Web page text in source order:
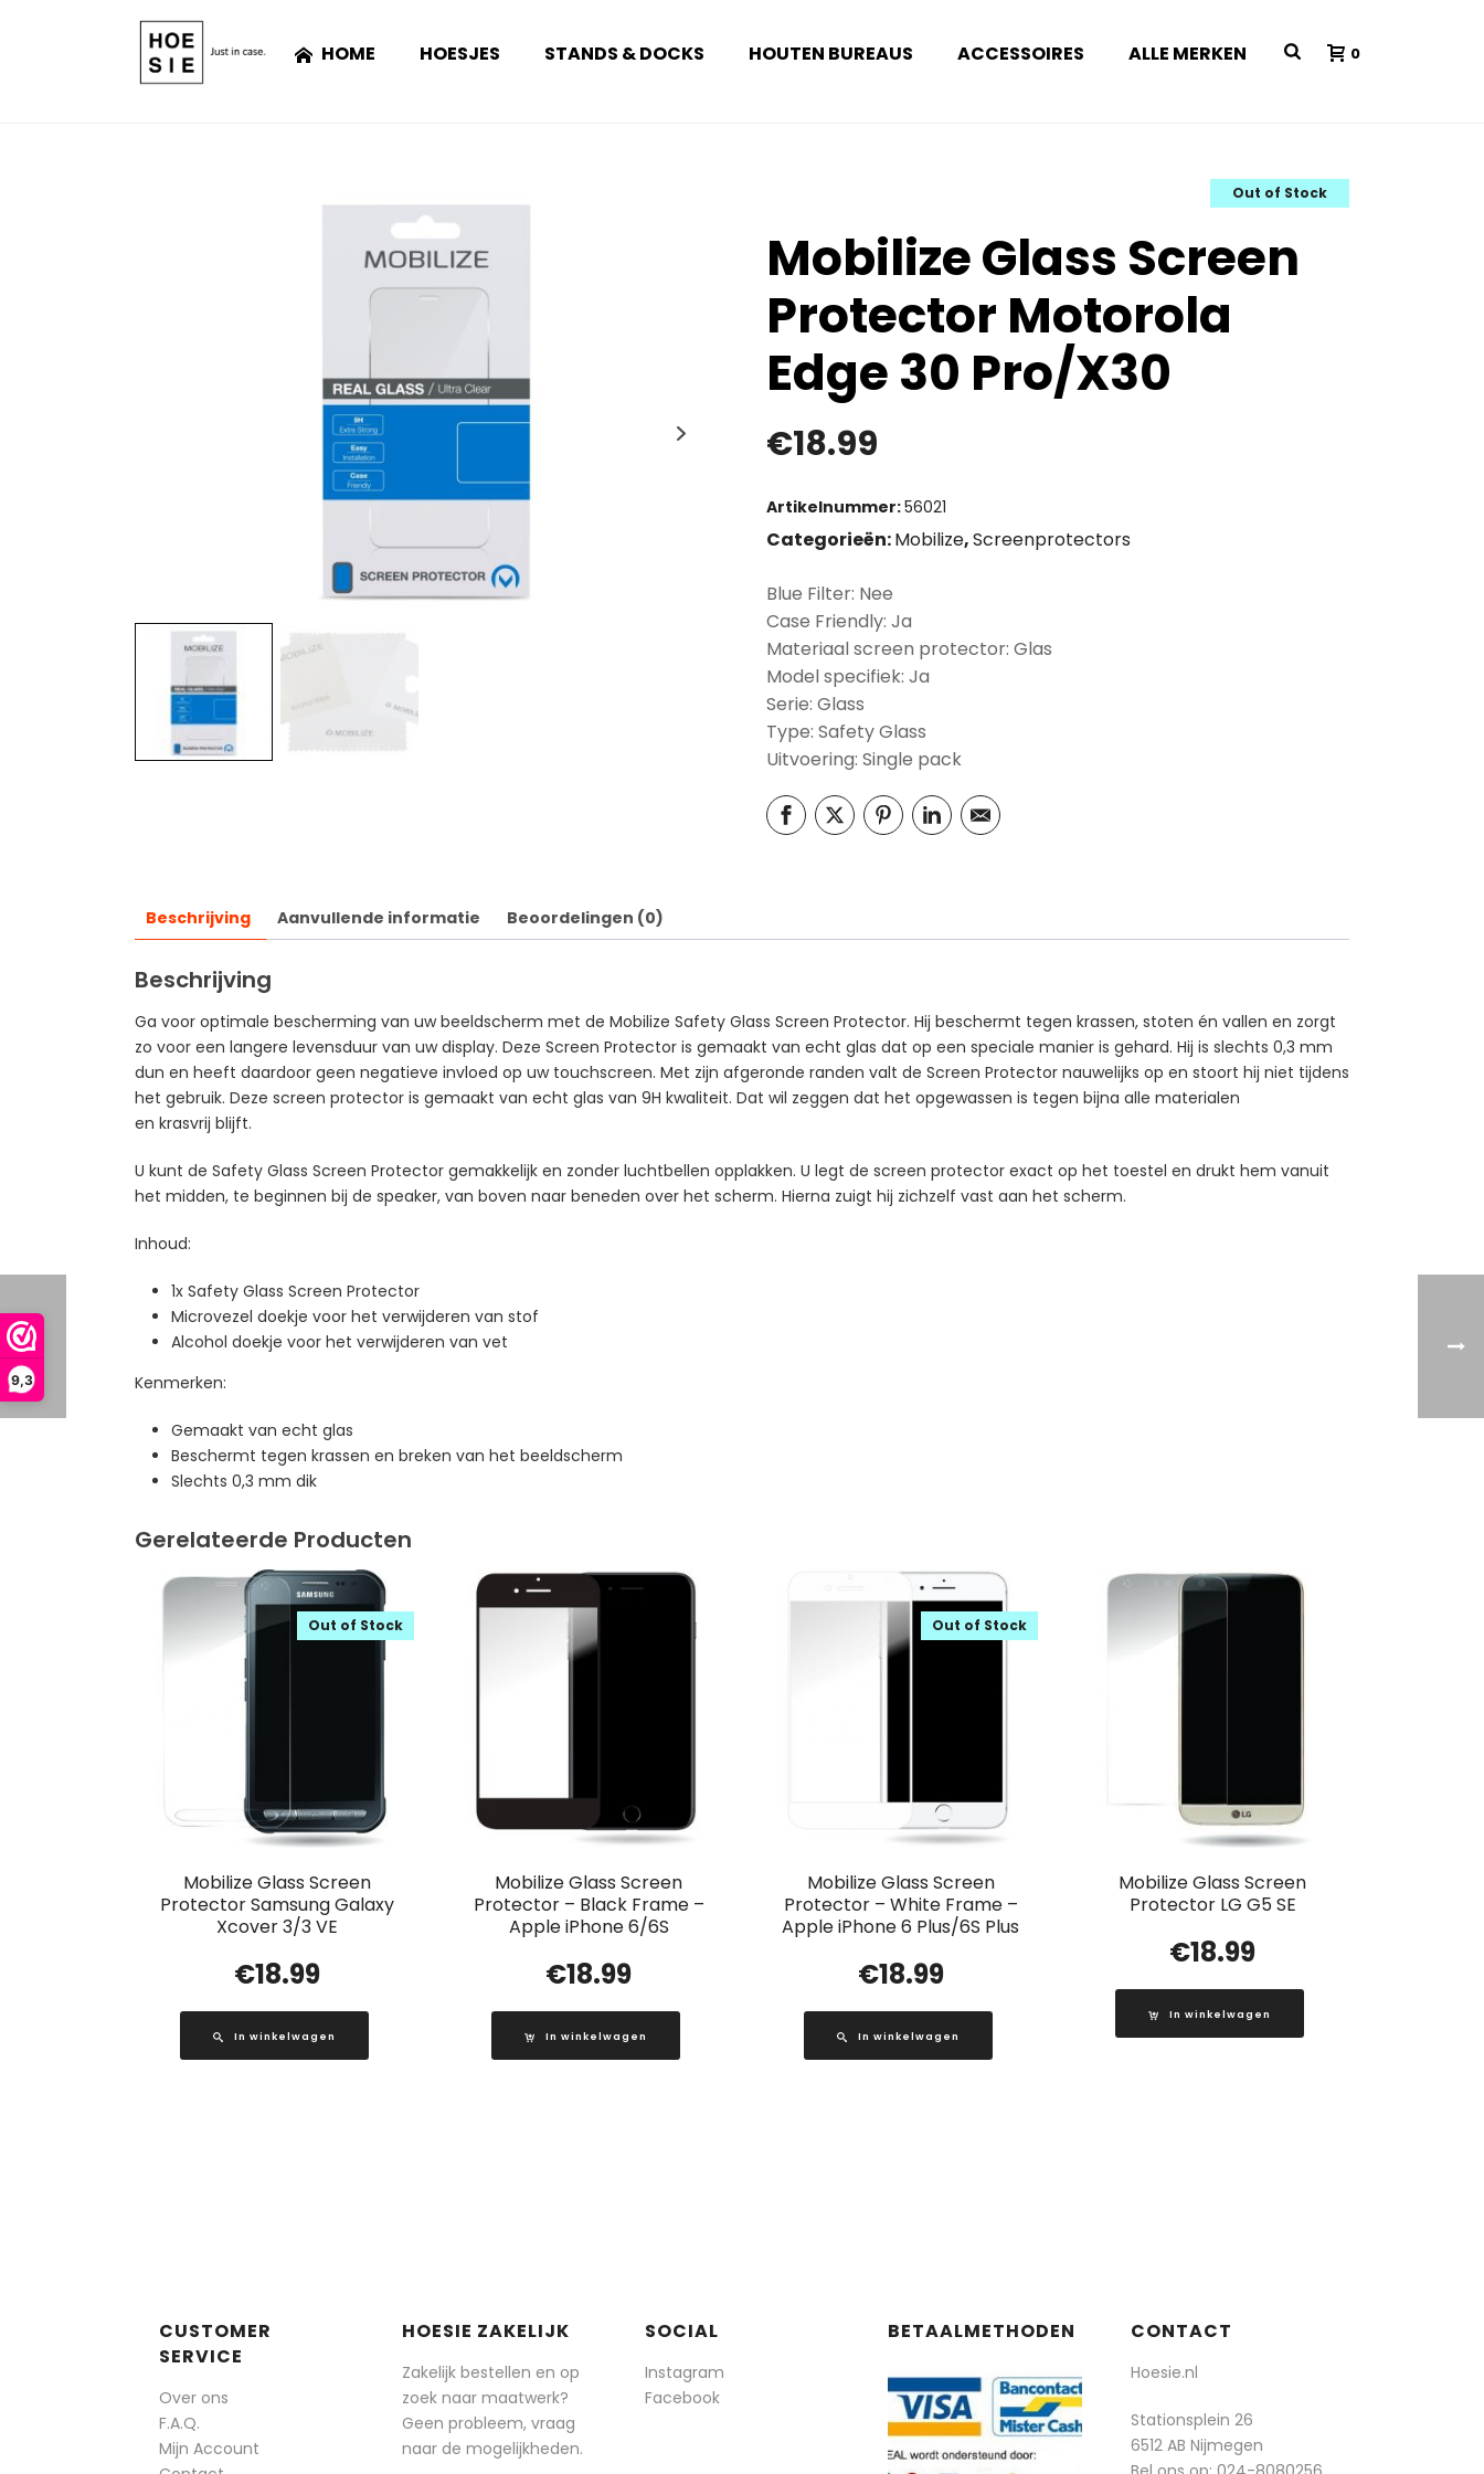
9,3
HOME HOESJES STANDS & DOCKS HOUTEN BUREAUS ACCESSOIRES ALLE MERKEN 0
Out of Stock
Mobilize Glass Screen
Protector Motorola
Edge 30 Pro/X30
€18.99
Artikelnummer:56021
Categorieën:Mobilize,Screenprotectors
Blue Filter: Nee
Case Friendly: Ja
Materiaal screen protector: Glas
Model specifiek: Ja
Serie: Glass
Type: Safety Glass
Uitvoering: Single pack
Beschrijving Aanvullende informatie Beoordelingen (0)
Beschrijving
Ga voor optimale bescherming van uw beeldscherm met de Mobilize Safety Glass Screen Protector. Hij beschermt tegen krassen, stoten én vallen en zorgt
zo voor een langere levensduur van uw display. Deze Screen Protector is gemaakt van echt glas dat op een speciale manier is gehard. Hij is slechts 0,3 mm
dun en heeft daardoor geen negatieve invloed op uw touchscreen. Met zijn afgeronde randen valt de Screen Protector nauwelijks op en stoort hij niet tijdens
het gebruik. Deze screen protector is gemaakt van echt glas van 9H kwaliteit. Dat wil zeggen dat het opgewassen is tegen bijna alle materialen
en krasvrij blijft.
U kunt de Safety Glass Screen Protector gemakkelijk en zonder luchtbellen opplakken. U legt de screen protector exact op het toestel en drukt hem vanuit
het midden, te beginnen bij de speaker, van boven naar beneden over het scherm. Hierna zuigt hij zichzelf vast aan het scherm.
Inhoud:
1x Safety Glass Screen Protector
Microvezel doekje voor het verwijderen van stof
Alcohol doekje voor het verwijderen van vet
Kenmerken:
Gemaakt van echt glas
Beschermt tegen krassen en breken van het beeldscherm
Slechts 0,3 mm dik
Gerelateerde Producten
Mobilize Glass Screen
Protector Samsung Galaxy
Xcover 3/3 VE
Out of Stock
€18.99
In winkelwagen
Mobilize Glass Screen
Protector – Black Frame –
Apple iPhone 6/6S
€18.99
In winkelwagen
Mobilize Glass Screen
Protector – White Frame –
Apple iPhone 6 Plus/6S Plus
Out of Stock
€18.99
In winkelwagen
Mobilize Glass Screen
Protector LG G5 SE
€18.99
In winkelwagen
CUSTOMER
SERVICE
Over ons
F.A.Q.
Mijn Account
HOESIE ZAKELIJK
Zakelijk bestellen en op
zoek naar maatwerk?
Geen probleem, vraag
naar de mogelijkheden.
SOCIAL
Instagram
Facebook
BETAALMETHODEN CONTACT
Hoesie.nl
Stationsplein 26
6512 AB Nijmegen